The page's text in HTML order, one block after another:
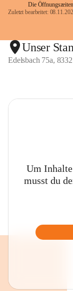
Die
Zuletzt bearbeitet:
Unser
Edelsbach 75a,
Um
musst du